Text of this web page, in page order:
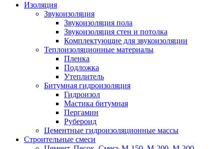
Изоляция
Звукоизоляция
Звукоизоляция пола
Звукоизоляция стен и потолка
Комплектующие для звукоизоляции
Теплоизоляционные материалы
Пленка
Подложка
Утеплитель
Битумная гидроизоляция
Гидроизол
Мастика битумная
Пергамин
Рубероид
Цементные гидроизоляционные массы
Строительные смеси